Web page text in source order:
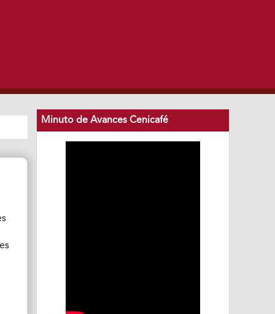
Minuto de Avances Cenicafé